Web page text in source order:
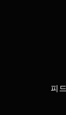
피드